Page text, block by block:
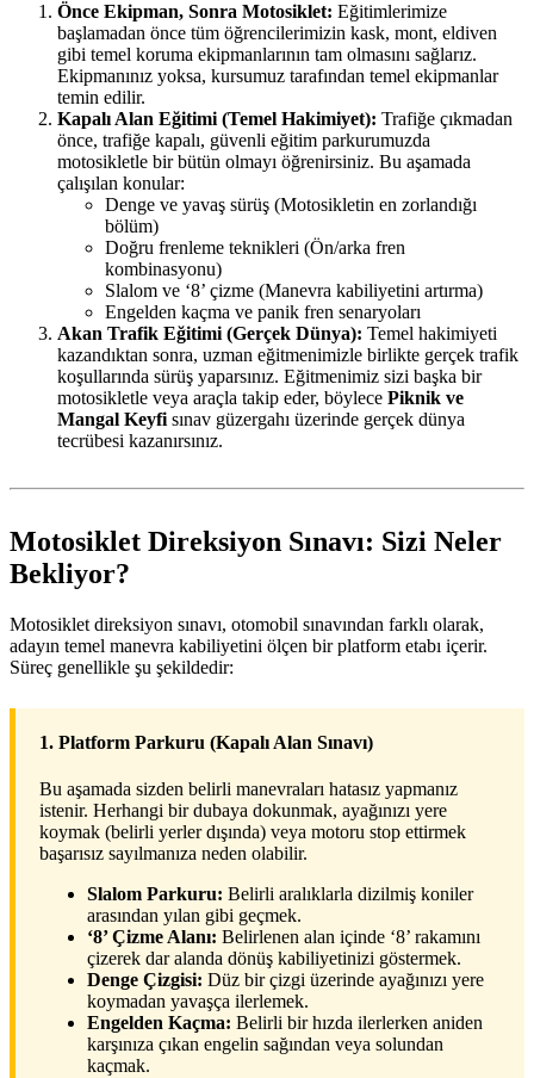
Önce Ekipman, Sonra Motosiklet: Eğitimlerimize
başlamadan önce tüm öğrencilerimizin kask, mont, eldiven
gibi temel koruma ekipmanlarının tam olmasını sağlarız.
Ekipmanınız yoksa, kursumuz tarafından temel ekipmanlar
temin edilir.
Kapalı Alan Eğitimi (Temel Hakimiyet): Trafiğe çıkmadan
önce, trafiğe kapalı, güvenli eğitim parkurumuzda
motosikletle bir bütün olmayı öğrenirsiniz. Bu aşamada
çalışılan konular:
Denge ve yavaş sürüş (Motosikletin en zorlandığı
bölüm)
Doğru frenleme teknikleri (Ön/arka fren
kombinasyonu)
Slalom ve ‘8’ çizme (Manevra kabiliyetini artırma)
Engelden kaçma ve panik fren senaryoları
Akan Trafik Eğitimi (Gerçek Dünya): Temel hakimiyeti
kazandıktan sonra, uzman eğitmenimizle birlikte gerçek trafik
koşullarında sürüş yaparsınız. Eğitmenimiz sizi başka bir
motosikletle veya araçla takip eder, böylece Piknik ve
Mangal Keyfi sınav güzergahı üzerinde gerçek dünya
tecrübesi kazanırsınız.
Motosiklet Direksiyon Sınavı: Sizi Neler
Bekliyor?
Motosiklet direksiyon sınavı, otomobil sınavından farklı olarak,
adayın temel manevra kabiliyetini ölçen bir platform etabı içerir.
Süreç genellikle şu şekildedir:
1. Platform Parkuru (Kapalı Alan Sınavı)
Bu aşamada sizden belirli manevraları hatasız yapmanız
istenir. Herhangi bir dubaya dokunmak, ayağınızı yere
koymak (belirli yerler dışında) veya motoru stop ettirmek
başarısız sayılmanıza neden olabilir.
Slalom Parkuru: Belirli aralıklarla dizilmiş koniler
arasından yılan gibi geçmek.
‘8’ Çizme Alanı: Belirlenen alan içinde ‘8’ rakamını
çizerek dar alanda dönüş kabiliyetinizi göstermek.
Denge Çizgisi: Düz bir çizgi üzerinde ayağınızı yere
koymadan yavaşça ilerlemek.
Engelden Kaçma: Belirli bir hızda ilerlerken aniden
karşınıza çıkan engelin sağından veya solundan
kaçmak.